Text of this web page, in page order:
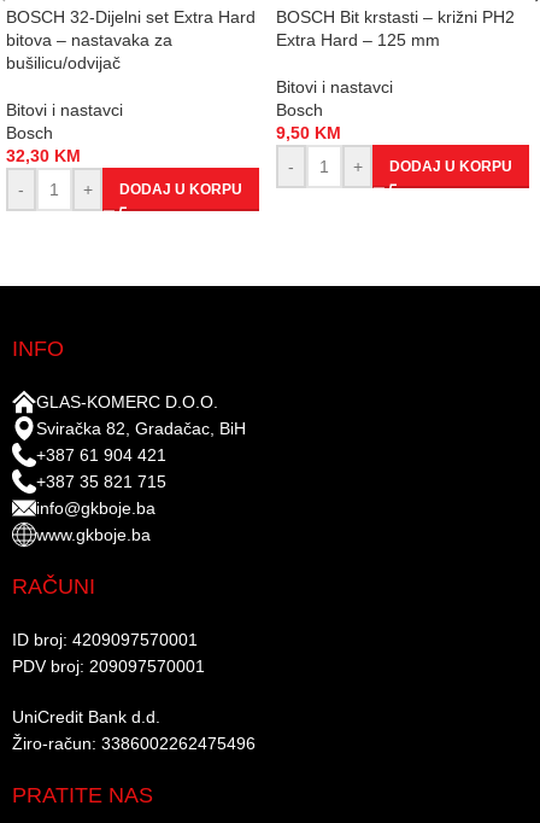
BOSCH 32-Dijelni set Extra Hard
bitova – nastavaka za
bušilicu/odvijač
Bitovi i nastavci
Bosch
32,30 KM
-
+ DODAJ U KORPU
BOSCH Bit krstasti – križni PH2
Extra Hard – 125 mm
Bitovi i nastavci
Bosch
9,50 KM
-
+ DODAJ U KORPU
INFO
GLAS-KOMERC D.O.O.
Sviračka 82, Gradačac, BiH
+387 61 904 421
+387 35 821 715
info@gkboje.ba
www.gkboje.ba
RAČUNI
ID broj: 4209097570001​
PDV broj: 209097570001 ​
UniCredit Bank d.d.​
Žiro-račun: 3386002262475496​​
PRATITE NAS